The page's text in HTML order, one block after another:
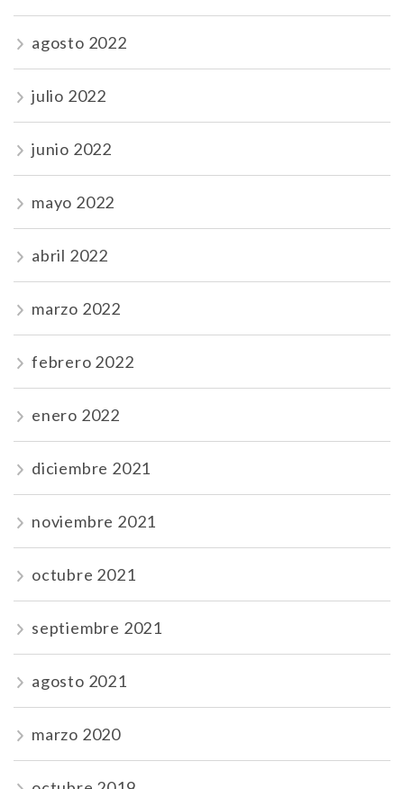
agosto 2022
julio 2022
junio 2022
mayo 2022
abril 2022
marzo 2022
febrero 2022
enero 2022
diciembre 2021
noviembre 2021
octubre 2021
septiembre 2021
agosto 2021
marzo 2020